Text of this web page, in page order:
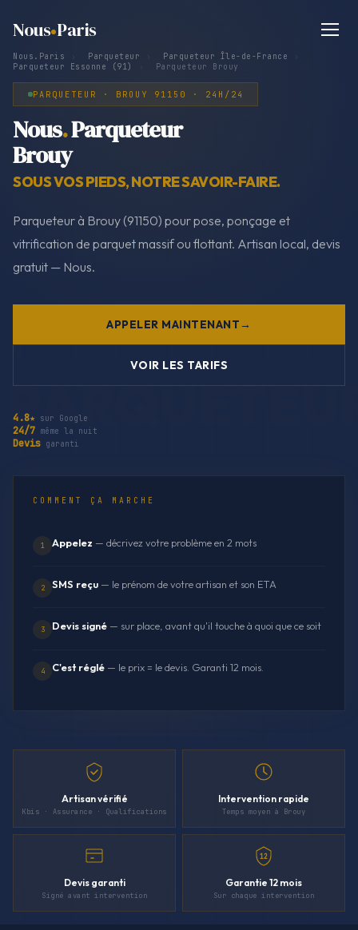
Nous Paris
Nous.Paris Parqueteur Parqueteur Île-de-France
Parqueteur Essonne (91)
Parqueteur Brouy
PARQUETEUR · BROUY 91150 · 24H/24
Nous.Parqueteur
Brouy
SOUS VOS PIEDS, NOTRE SAVOIR-FAIRE.
Parqueteur à Brouy (91150) pour pose, ponçage et
vitrification de parquet massif ou flottant. Artisan local, devis
gratuit — Nous.
APPELER MAINTENANT
VOIR LES TARIFS
4.8★ sur Google
24/7 même la nuit
Devis garanti
COMMENT ÇA MARCHE
1 Appelez — décrivez votre problème en 2 mots
2 SMS reçu — le prénom de votre artisan et son ETA
3 Devis signé — sur place, avant qu'il touche à quoi que ce soit
4 C'est réglé — le prix = le devis. Garanti 12 mois.
Artisan vérifié
Kbis · Assurance · Qualifications
Intervention rapide
Temps moyen à Brouy
Devis garanti
Signé avant intervention
12
Garantie 12 mois
Sur chaque intervention